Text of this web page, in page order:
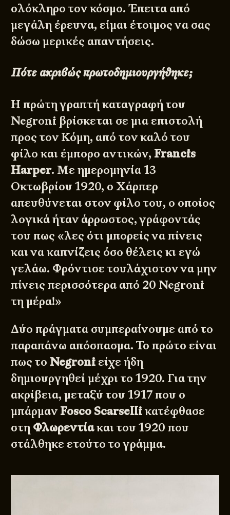
ολόκληρο τον κόσμο. Έπειτα από
μεγάλη έρευνα, είμαι έτοιμος να σας
δώσω μερικές απαντήσεις.
Πότε ακριβώς πρωτοδημιουργήθηκε;
Η πρώτη γραπτή καταγραφή του
Negroni βρίσκεται σε μια επιστολή
προς τον Κόμη, από τον καλό του
φίλο και έμπορο αντικών, Francis
Harper. Με ημερομηνία 13
Οκτωβρίου 1920, ο Χάρπερ
απευθύνεται στον φίλο του, ο οποίος
λογικά ήταν άρρωστος, γράφοντάς
του πως «λες ότι μπορείς να πίνεις
και να καπνίζεις όσο θέλεις κι εγώ
γελάω. Φρόντισε τουλάχιστον να μην
πίνεις περισσότερα από 20 Negroni
τη μέρα!»
Δύο πράγματα συμπεραίνουμε από το
παραπάνω απόσπασμα. Το πρώτο είναι
πως το Negroni είχε ήδη
δημιουργηθεί μέχρι το 1920. Για την
ακρίβεια, μεταξύ του 1917 που ο
μπάρμαν Fosco Scarselliκατέφθασε
στη Φλωρεντίακαι του 1920 που
στάλθηκε ετούτο το γράμμα.